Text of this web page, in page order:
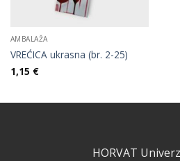
AMBALAŽA
VREĆICA ukrasna (br. 2-25)
1,15 €
HORVAT